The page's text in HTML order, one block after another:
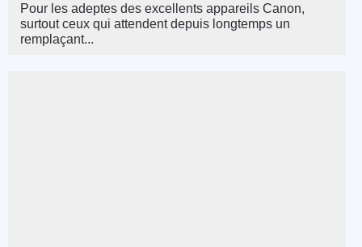
Pour les adeptes des excellents appareils Canon,
surtout ceux qui attendent depuis longtemps un
remplaçant...